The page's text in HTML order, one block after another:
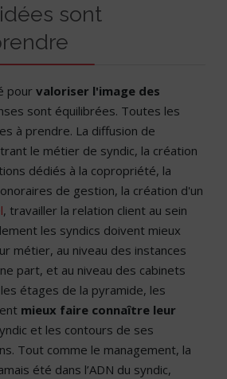
sont
pour valoriser l'image des
sont équilibrées. Toutes les
à prendre. La diffusion de
le métier de syndic, la création
dédiés à la copropriété, la
de gestion, la création d'un
, travailler la relation client au sein
les syndics doivent mieux
métier, au niveau des instances
part, et au niveau des cabinets
étages de la pyramide, les
mieux faire connaître leur
et les contours de ses
Tout comme le management, la
été dans l’ADN du syndic,